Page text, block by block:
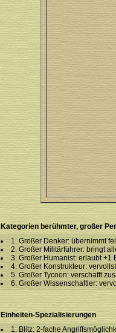
Kategorien berühmter, großer
1. Großer Denker: übernimmt
2. Großer Militärführer: bringt
3. Großer Humanist: erlaubt +1
4. Großer Konstrukteur:
5. Großer Tycoon: verschafft
6. Großer Wissenschaftler:
Einheiten-Spezialisierungen
1. Blitz: 2-fache